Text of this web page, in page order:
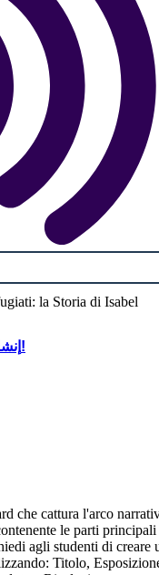
إنشاء الخاصة بك!
che cattura l'arco
le parti
agli studenti di creare
Titolo,